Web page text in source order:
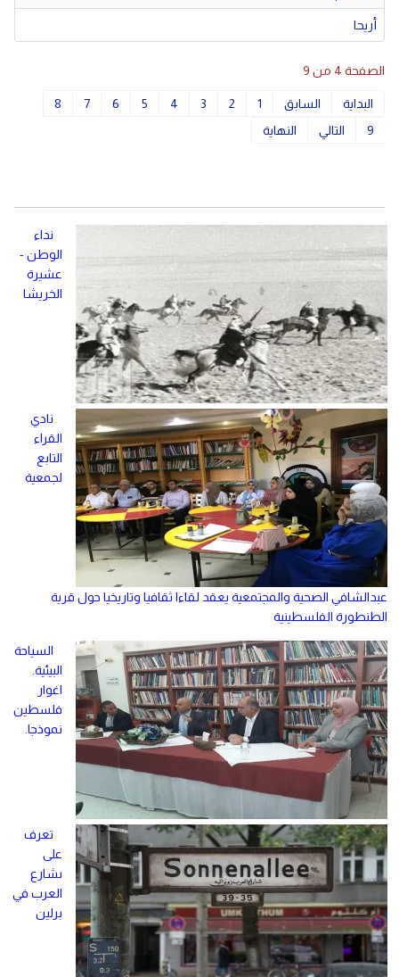
أريحا
الصفحة 4 من 9
البداية السابق 1
2
3
4
5
6
7
8
9
التالي النهاية
نداء
الوطن -
عشيرة
الخريشا
نادي
القراء
التابع
لجمعية
عبدالشافي الصحية والمجتمعية يعقد لقاءا ثقافيا وتاريخيا حول قرية
الطنطورة الفلسطينية
السياحة
البيئية.
اغوار
فلسطين
نموذجا.
تعرف
على
ىشارع
العرب في
برلين